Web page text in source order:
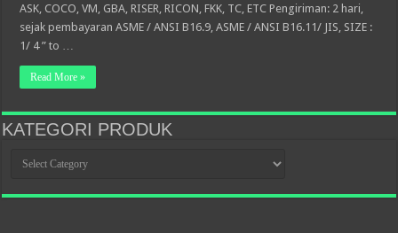
ASK, COCO, VM, GBA, RISER, RICON, FKK, TC, ETC Pengiriman: 2 hari,
sejak pembayaran ASME / ANSI B16.9, ASME / ANSI B16.11/ JIS, SIZE :
1/ 4 ” to …
Read More »
KATEGORI PRODUK
PRODUK